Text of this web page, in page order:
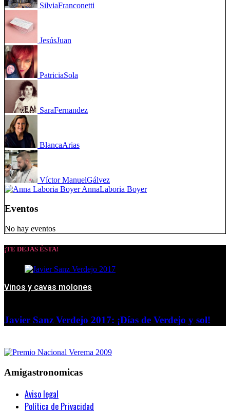
SilviaFranconetti
JesúsJuan
PatriciaSola
SaraFernandez
BlancaArias
Víctor ManuelGálvez
AnnaLaboria Boyer
Eventos
No hay eventos
¡TE DEJAS ÉSTA!
Vinos y cavas molones
Javier Sanz Verdejo 2017: ¡Días de Verdejo y sol!
Amigastronomicas
Aviso legal
Política de Privacidad